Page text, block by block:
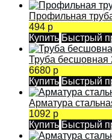
Профильная
494 р
Купить Быстрый
Труба бесшовная
6680 р
Купить Быстрый
Арматура
1092 р
Купить Быстрый